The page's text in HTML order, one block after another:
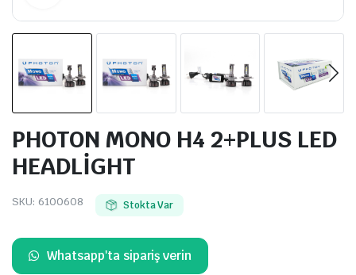
PHOTON MONO H4 2+PLUS LED
HEADLİGHT
SKU: 6100608 Stokta Var
Whatsapp'ta sipariş verin